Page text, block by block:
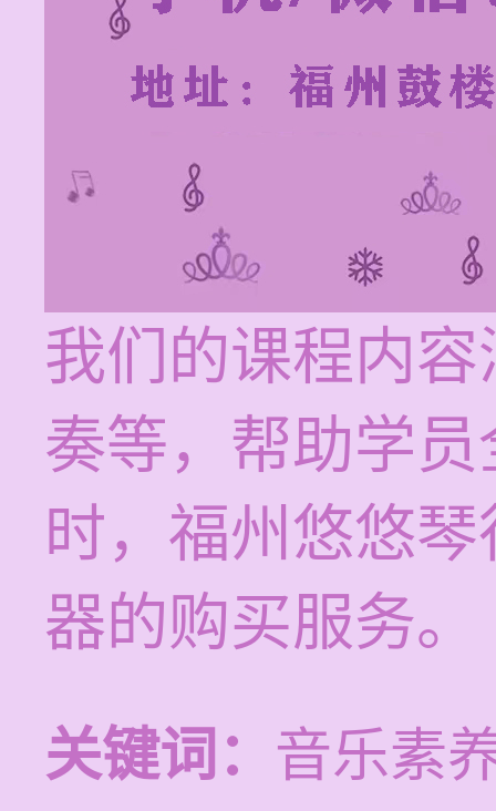
我们的课程内
奏等，帮助学
时，福州悠悠
器的购买服务。
关键词： 音乐素